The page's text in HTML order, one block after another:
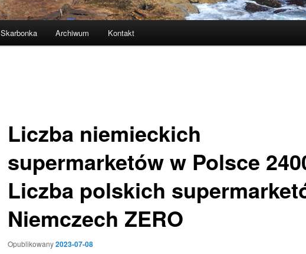
Skarbonka Archiwum Kontakt
Liczba niemieckich
supermarketów w Polsce
Liczba polskich
Niemczech ZERO
Opublikowany2023-07-08